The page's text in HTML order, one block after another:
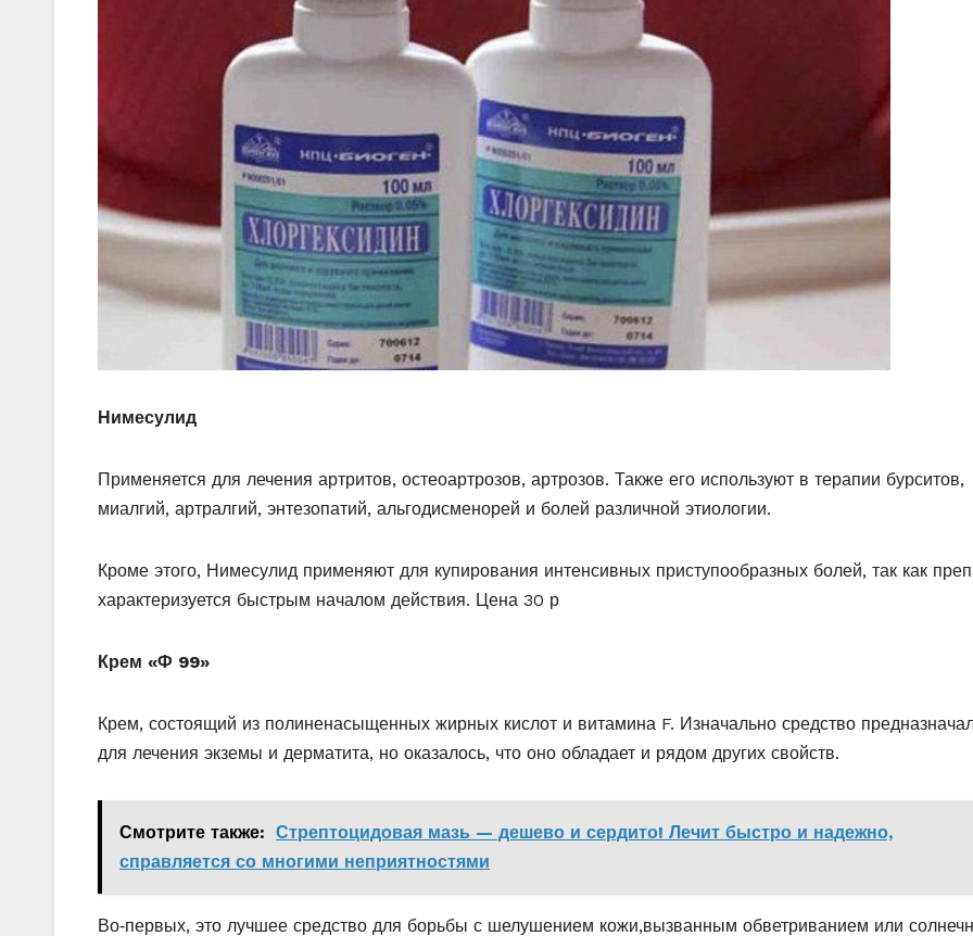
Нимесулид
Применяется для лечения артритов, остеоартрозов, артрозов. Также его используют в терапии бурситов,
миалгий, артралгий, энтезопатий, альгодисменорей и болей различной этиологии.
Кроме этого, Нимесулид применяют для купирования интенсивных приступообразных болей, так как
характеризуется быстрым началом действия. Цена 30 р
Крем «Ф 99»
Крем, состоящий из полиненасыщенных жирных кислот и витамина F. Изначально средство
для лечения экземы и дерматита, но оказалось, что оно обладает и рядом других свойств.
Смотрите также: Стрептоцидовая мазь — дешево и сердито! Лечит быстро и надежно,
справляется со многими неприятностями
Во‑первых, это лучшее средство для борьбы с шелушением кожи,вызванным обветриванием или